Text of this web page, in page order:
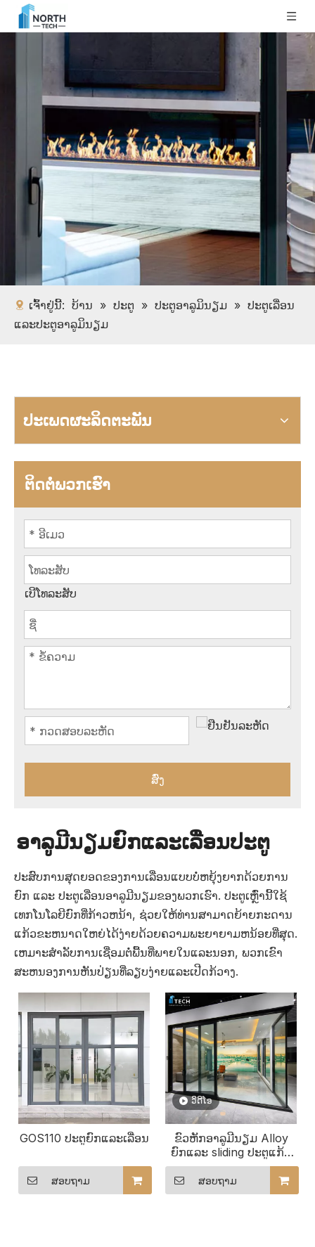
ເຈົ້າຢູ່ນີ້: ບ້ານ » ປະຕູ » ປະຕູອາລູມິນຽມ » ປະຕູເລື່ອນ
ແລະປະຕູອາລູມິນຽມ
ປະເພດຜະລິດຕະພັນ
ຕິດຕໍ່ພວກເຮົາ
ເບີໂທລະສັບ
ສົ່ງ
ອາລູມີນຽມຍົກແລະເລື່ອນປະຕູ
ປະສົບການສຸດຍອດຂອງການເລື່ອນແບບບໍ່ຫຍຸ້ງຍາກດ້ວຍການ
ຍົກ ແລະ ປະຕູເລື່ອນອາລູມີນຽມຂອງພວກເຮົາ. ປະຕູເຫຼົ່ານີ້ໃຊ້
ເທກໂນໂລຍີຍົກທີ່ກ້າວຫນ້າ, ຊ່ວຍໃຫ້ທ່ານສາມາດຍ້າຍກະດານ
ແກ້ວຂະຫນາດໃຫຍ່ໄດ້ງ່າຍດ້ວຍຄວາມພະຍາຍາມຫນ້ອຍທີ່ສຸດ.
ເຫມາະສໍາລັບການເຊື່ອມຕໍ່ພື້ນທີ່ພາຍໃນແລະນອກ, ພວກເຂົາ
ສະຫນອງການຫັນປ່ຽນທີ່ລຽບງ່າຍແລະເປີດກ້ວາງ.
GOS110 ປະຕູຍົກແລະເລື່ອນ
ສອບຖາມ
ວິດີໂອ
ຂົວຫັກອາລູມີນຽມ Alloy
ຍົກແລະ sliding ປະຕູແກ້ວ
patio ປະຕູ
ສອບຖາມ